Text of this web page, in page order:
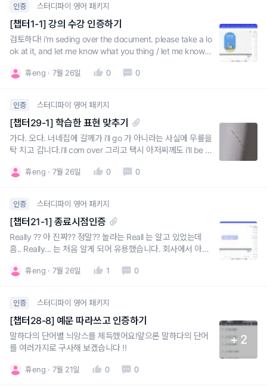
인증 스터디파이 영어 패키지
[챕터1-1] 강의 수강 인증하기
검토하다! i'm seding over the document. please take a lo
ok at it, and let me know what you thing / let me know if
er the proposal I sent you last nigh
휴eng 7월 26일 0 0
인증 스터디파이 영어 패키지
[챕터29-1] 학습한 표현 맞추기
가다. 오다. 너네집에 갈께가 i'll go 가 아니라는 사실에 무릎을
탁 치고 갑니다.i'll com over 그리고 택시 아저씨께도 i'll be ri
0분준다. 에서 I give you 10 minutes, tops. 배우자에게도
휴eng 7월 26일 0 0
인증 스터디파이 영어 패키지
[챕터21-1] 종료시점인증
Really ?? 아 진짜?? 정말?? 놀라는 Reall 는 알고 있었는데
흠.. Really... 는 처음 알게 되어 유용했습니다. 회사에서 아주
도 자주 써보고친구들과 for real 도 많이 써보겠습니다.
휴eng 7월 26일 1 0
인증 스터디파이 영어 패키지
[챕터28-8] 예문 따라쓰고 인증하기
말하다의 단어별 늬앙스를 체득했어요!앞으론 말하다의 단어
를 여러가지로 구사해 보겠습니다 !!
+ 2
휴eng 7월 21일 0 0